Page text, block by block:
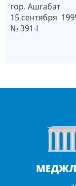
гор. Ашгабат
15 сентября
№ 391-I